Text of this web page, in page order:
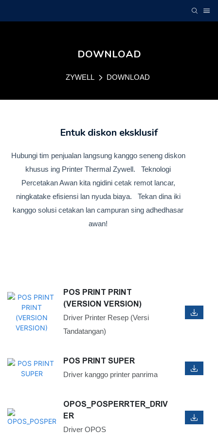
DOWNLOAD
ZYWELL DOWNLOAD
Entuk diskon eksklusif
Hubungi tim penjualan langsung kanggo seneng diskon
khusus ing Printer Thermal Zywell. Teknologi
Percetakan Awan kita ngidini cetak remot lancar,
ningkatake efisiensi lan nyuda biaya. Tekan dina iki
kanggo solusi cetakan lan campuran sing adhedhasar
awan!
POS PRINT PRINT
(VERSION VERSION)
Driver Printer Resep (Versi
Tandatangan)
POS PRINT SUPER
Driver kanggo printer panrima
OPOS_POSPERRTER_DRIV
ER
Driver OPOS